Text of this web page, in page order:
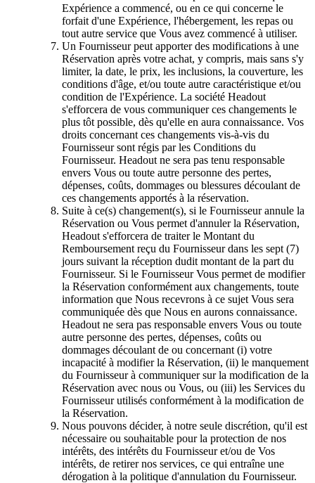
Expérience a commencé, ou en ce qui concerne le
forfait d'une Expérience, l'hébergement, les repas ou
tout autre service que Vous avez commencé à utiliser.
Un Fournisseur peut apporter des modifications à une
Réservation après votre achat, y compris, mais sans s'y
limiter, la date, le prix, les inclusions, la couverture, les
conditions d'âge, et/ou toute autre caractéristique et/ou
condition de l'Expérience. La société Headout
s'efforcera de vous communiquer ces changements le
plus tôt possible, dès qu'elle en aura connaissance. Vos
droits concernant ces changements vis-à-vis du
Fournisseur sont régis par les Conditions du
Fournisseur. Headout ne sera pas tenu responsable
envers Vous ou toute autre personne des pertes,
dépenses, coûts, dommages ou blessures découlant de
ces changements apportés à la réservation.
Suite à ce(s) changement(s), si le Fournisseur annule la
Réservation ou Vous permet d'annuler la Réservation,
Headout s'efforcera de traiter le Montant du
Remboursement reçu du Fournisseur dans les sept (7)
jours suivant la réception dudit montant de la part du
Fournisseur. Si le Fournisseur Vous permet de modifier
la Réservation conformément aux changements, toute
information que Nous recevrons à ce sujet Vous sera
communiquée dès que Nous en aurons connaissance.
Headout ne sera pas responsable envers Vous ou toute
autre personne des pertes, dépenses, coûts ou
dommages découlant de ou concernant (i) votre
incapacité à modifier la Réservation, (ii) le manquement
du Fournisseur à communiquer sur la modification de la
Réservation avec nous ou Vous, ou (iii) les Services du
Fournisseur utilisés conformément à la modification de
la Réservation.
Nous pouvons décider, à notre seule discrétion, qu'il est
nécessaire ou souhaitable pour la protection de nos
intérêts, des intérêts du Fournisseur et/ou de Vos
intérêts, de retirer nos services, ce qui entraîne une
dérogation à la politique d'annulation du Fournisseur.